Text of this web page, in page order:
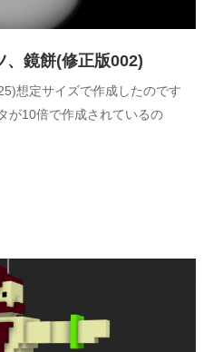
、鏡餅(修正版002)
想定サイズで作成したのです
が10倍で作成されているの